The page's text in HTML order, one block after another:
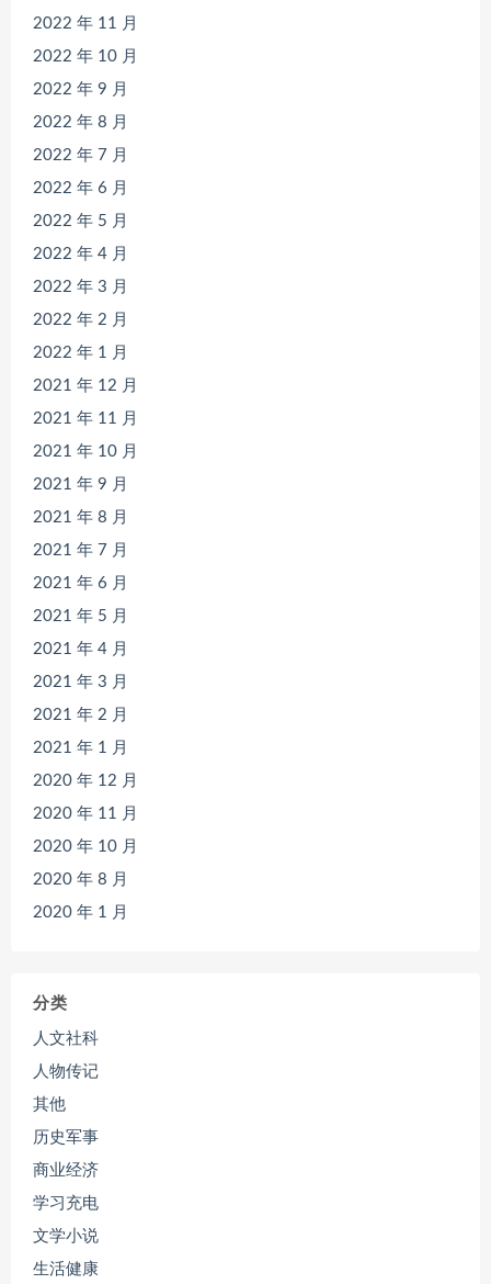
2022 年 11 月
2022 年 10 月
2022 年 9 月
2022 年 8 月
2022 年 7 月
2022 年 6 月
2022 年 5 月
2022 年 4 月
2022 年 3 月
2022 年 2 月
2022 年 1 月
2021 年 12 月
2021 年 11 月
2021 年 10 月
2021 年 9 月
2021 年 8 月
2021 年 7 月
2021 年 6 月
2021 年 5 月
2021 年 4 月
2021 年 3 月
2021 年 2 月
2021 年 1 月
2020 年 12 月
2020 年 11 月
2020 年 10 月
2020 年 8 月
2020 年 1 月
分类
人文社科
人物传记
其他
历史军事
商业经济
学习充电
文学小说
生活健康